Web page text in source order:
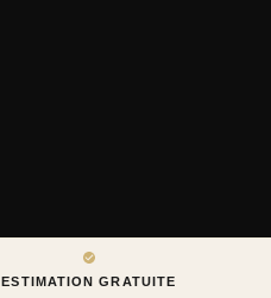
ESTIMATION GRATUITE